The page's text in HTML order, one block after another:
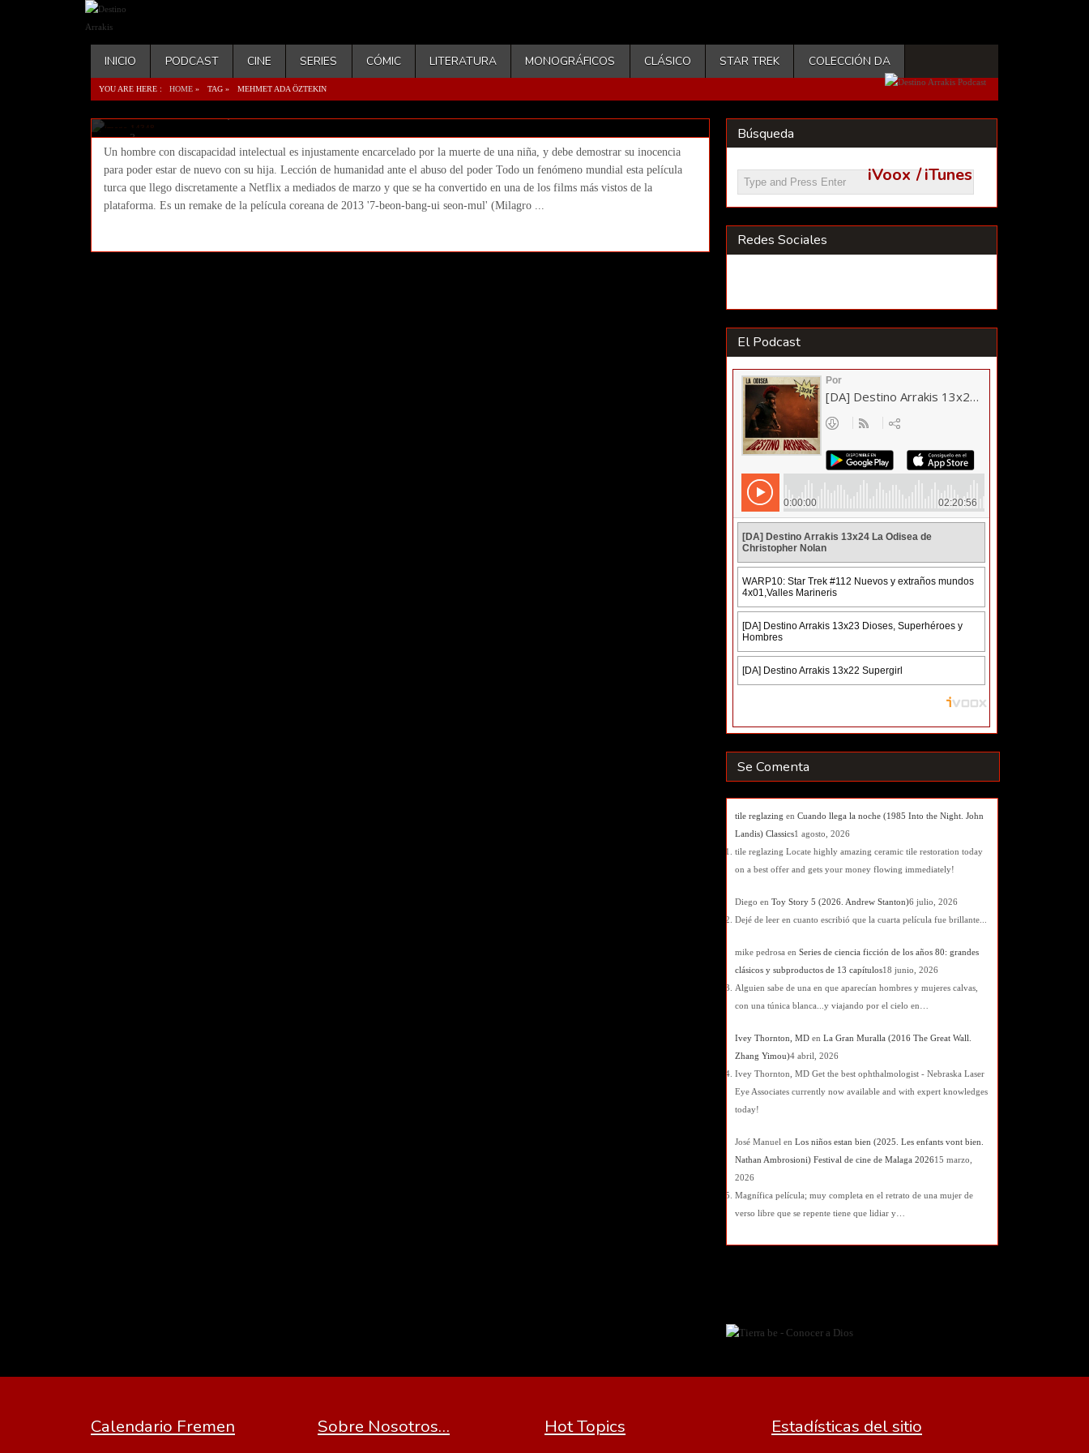
iVoox /iTunes
INICIO PODCAST CINE SERIES CÓMIC LITERATURA MONOGRÁFICOS CLÁSICO STAR TREK COLECCIÓN DA
YOU ARE HERE : HOME » TAG » MEHMET ADA ÖZTEKIN
3
Milagro en la celda 7 (2019 Yedinci Kogustaki Mucize. Mehmet Ada
Öztekin) Netflix
Un hombre con discapacidad intelectual es injustamente encarcelado por la muerte de una niña, y debe demostrar su inocencia
para poder estar de nuevo con su hija. Lección de humanidad ante el abuso del poder Todo un fenómeno mundial esta película
turca que llego discretamente a Netflix a mediados de marzo y que se ha convertido en una de los films más vistos de la
plataforma. Es un remake de la película coreana de 2013 '7-beon-bang-ui seon-mul' (Milagro ...
Búsqueda
Redes Sociales
El Podcast
Se Comenta
tile reglazing en Cuando llega la noche (1985 Into the Night. John
Landis) Classics1 agosto, 2026
tile reglazing Locate highly amazing ceramic tile restoration today
on a best offer and gets your money flowing immediately!
Diego en Toy Story 5 (2026. Andrew Stanton)6 julio, 2026
Dejé de leer en cuanto escribió que la cuarta película fue brillante...
mike pedrosa en Series de ciencia ficción de los años 80: grandes
clásicos y subproductos de 13 capítulos18 junio, 2026
Alguien sabe de una en que aparecían hombres y mujeres calvas,
con una túnica blanca...y viajando por el cielo en…
Ivey Thornton, MD en La Gran Muralla (2016 The Great Wall.
Zhang Yimou)4 abril, 2026
Ivey Thornton, MD Get the best ophthalmologist - Nebraska Laser
Eye Associates currently now available and with expert knowledges
today!
José Manuel en Los niños estan bien (2025. Les enfants vont bien.
Nathan Ambrosioni) Festival de cine de Malaga 202615 marzo,
2026
Magnífica película; muy completa en el retrato de una mujer de
verso libre que se repente tiene que lidiar y…
Calendario Fremen Sobre Nosotros… Hot Topics Estadísticas del sitio